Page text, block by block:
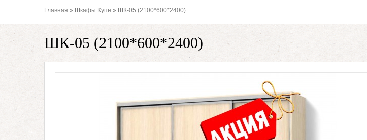
Главная » Шкафы Купе » ШК-05 (2100*600*2400)
ШК-05 (2100*600*2400)